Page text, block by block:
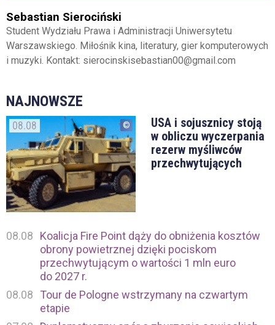
Sebastian Sierociński
Student Wydziału Prawa i Administracji Uniwersytetu
Warszawskiego. Miłośnik kina, literatury, gier komputerowych
i muzyki. Kontakt: sierocinskisebastian00@gmail.com
NAJNOWSZE
08.08
USA i sojusznicy stoją
w obliczu wyczerpania
rezerw myśliwców
przechwytujących
08.08
Koalicja Fire Point dąży do obniżenia kosztów
obrony powietrznej dzięki pociskom
przechwytującym o wartości 1 mln euro
do 2027 r.
08.08
Tour de Pologne wstrzymany na czwartym
etapie